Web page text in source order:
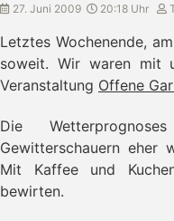
27. Juni 2009 20:18 Uhr
Letztes Wochenende,
soweit. Wir waren mit
Veranstaltung Offene
Die
Gewitterschauern eher
Mit Kaffee und
bewirten.